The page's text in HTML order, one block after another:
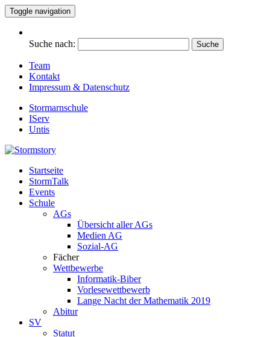
Toggle navigation
Suche nach:
Team
Kontakt
Impressum & Datenschutz
Stormarnschule
IServ
Untis
Stormstory
Eure digitale Schülerzeitung
Startseite
StormTalk
Events
Schule
AGs
Übersicht aller AGs
Medien AG
Sozial-AG
Fächer
Wettbewerbe
Informatik-Biber
Vorlesewettbewerb
Lange Nacht der Mathematik 2019
Abitur
SV
Statut